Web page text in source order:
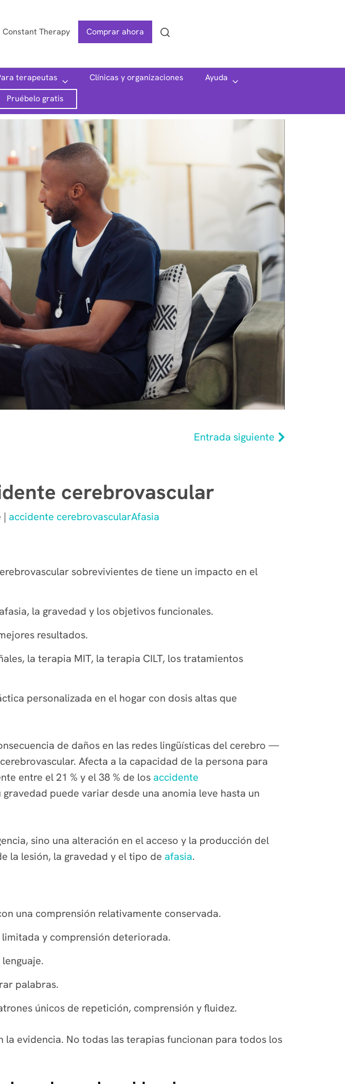
Constant Therapy Comprar ahora
terapeutas Clínicas y organizaciones
Ayuda
Pruébelo gratis
Entrada siguiente
cerebrovascular
| accidente cerebrovascularAfasia
sobrevivientes de tiene un impacto en el
la gravedad y los objetivos funcionales.
resultados.
la terapia MIT, la terapia CILT, los tratamientos
personalizada en el hogar con dosis altas que
de daños en las redes lingüísticas del cerebro —
Afecta a la capacidad de la persona para
entre el 21 % y el 38 % de los accidente
puede variar desde una anomia leve hasta un
sino una alteración en el acceso y la producción del
la lesión, la gravedad y el tipo de afasia.
una comprensión relativamente conservada.
y comprensión deteriorada.
palabras.
únicos de repetición, comprensión y fluidez.
evidencia. No todas las terapias funcionan para todos los